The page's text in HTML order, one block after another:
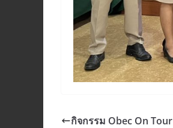
กิจกรรม Obec On Tour